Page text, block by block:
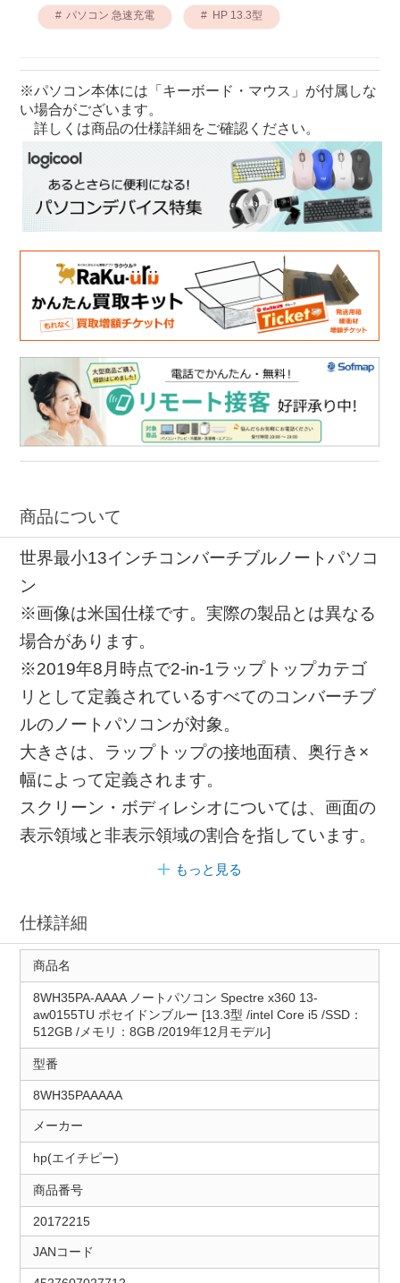
パソコン 急速充電 HP 13.3型
※パソコン本体には「キーボード・マウス」が付属しな
い場合がございます。
詳しくは商品の仕様詳細をご確認ください。
商品について
世界最小13インチコンバーチブルノートパソコ
ン
※画像は米国仕様です。実際の製品とは異なる
場合があります。
※2019年8月時点で2-in-1ラップトップカテゴ
リとして定義されているすべてのコンバーチブ
ルのノートパソコンが対象。
大きさは、ラップトップの接地面積、奥行き×
幅によって定義されます。
スクリーン・ボディレシオについては、画面の
表示領域と非表示領域の割合を指しています。
もっと見る
仕様詳細
商品名
8WH35PA-AAAA ノートパソコン Spectre x360 13-
aw0155TU ポセイドンブルー [13.3型 /intel Core i5 /SSD：
512GB /メモリ：8GB /2019年12月モデル]
型番
8WH35PAAAAA
メーカー
hp(エイチピー)
商品番号
20172215
JANコード